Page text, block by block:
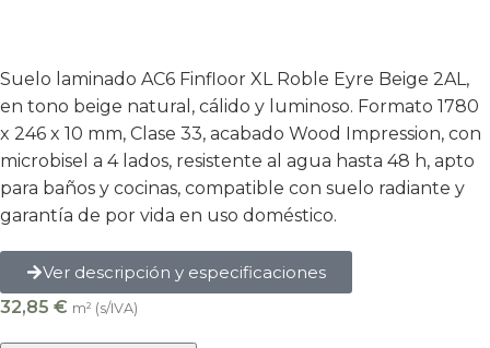
Suelo laminado AC6 Finfloor XL Roble Eyre Beige 2AL,
en tono beige natural, cálido y luminoso. Formato 1780
x 246 x 10 mm, Clase 33, acabado Wood Impression, con
microbisel a 4 lados, resistente al agua hasta 48 h, apto
para baños y cocinas, compatible con suelo radiante y
garantía de por vida en uso doméstico.
Ver descripción y especificaciones
32,85 € m² (s/IVA)